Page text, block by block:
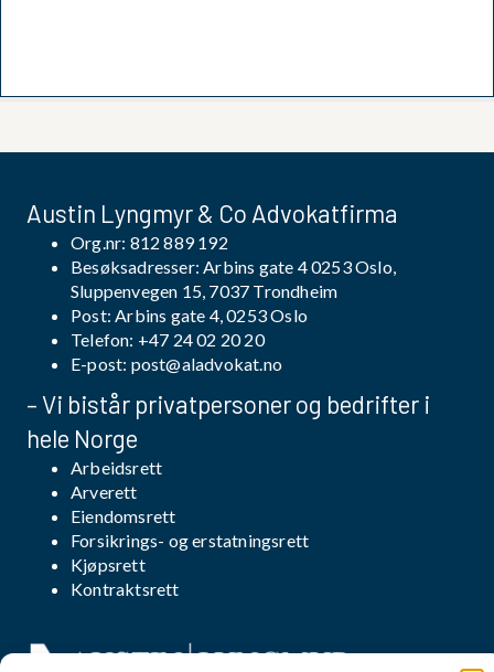
Austin Lyngmyr & Co Advokatfirma
Org.nr: 812 889 192
Besøksadresser: Arbins gate 4 0253 Oslo,
Sluppenvegen 15, 7037 Trondheim
Post: Arbins gate 4, 0253 Oslo
Telefon: +47 24 02 20 20
E-post: post@aladvokat.no
– Vi bistår privatpersoner og bedrifter i
hele Norge
Arbeidsrett
Arverett
Eiendomsrett
Forsikrings- og erstatningsrett
Kjøpsrett
Kontraktsrett